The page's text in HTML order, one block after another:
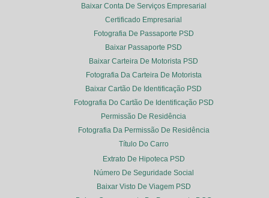
Baixar Conta De Serviços Empresarial
Certificado Empresarial
Fotografia De Passaporte PSD
Baixar Passaporte PSD
Baixar Carteira De Motorista PSD
Fotografia Da Carteira De Motorista
Baixar Cartão De Identificação PSD
Fotografia Do Cartão De Identificação PSD
Permissão De Residência
Fotografia Da Permissão De Residência
Título Do Carro
Extrato De Hipoteca PSD
Número De Seguridade Social
Baixar Visto De Viagem PSD